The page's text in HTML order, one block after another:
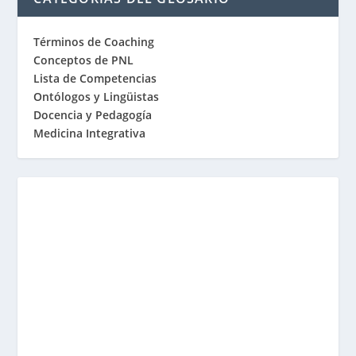
Términos de Coaching
Conceptos de PNL
Lista de Competencias
Ontólogos y Lingüistas
Docencia y Pedagogía
Medicina Integrativa